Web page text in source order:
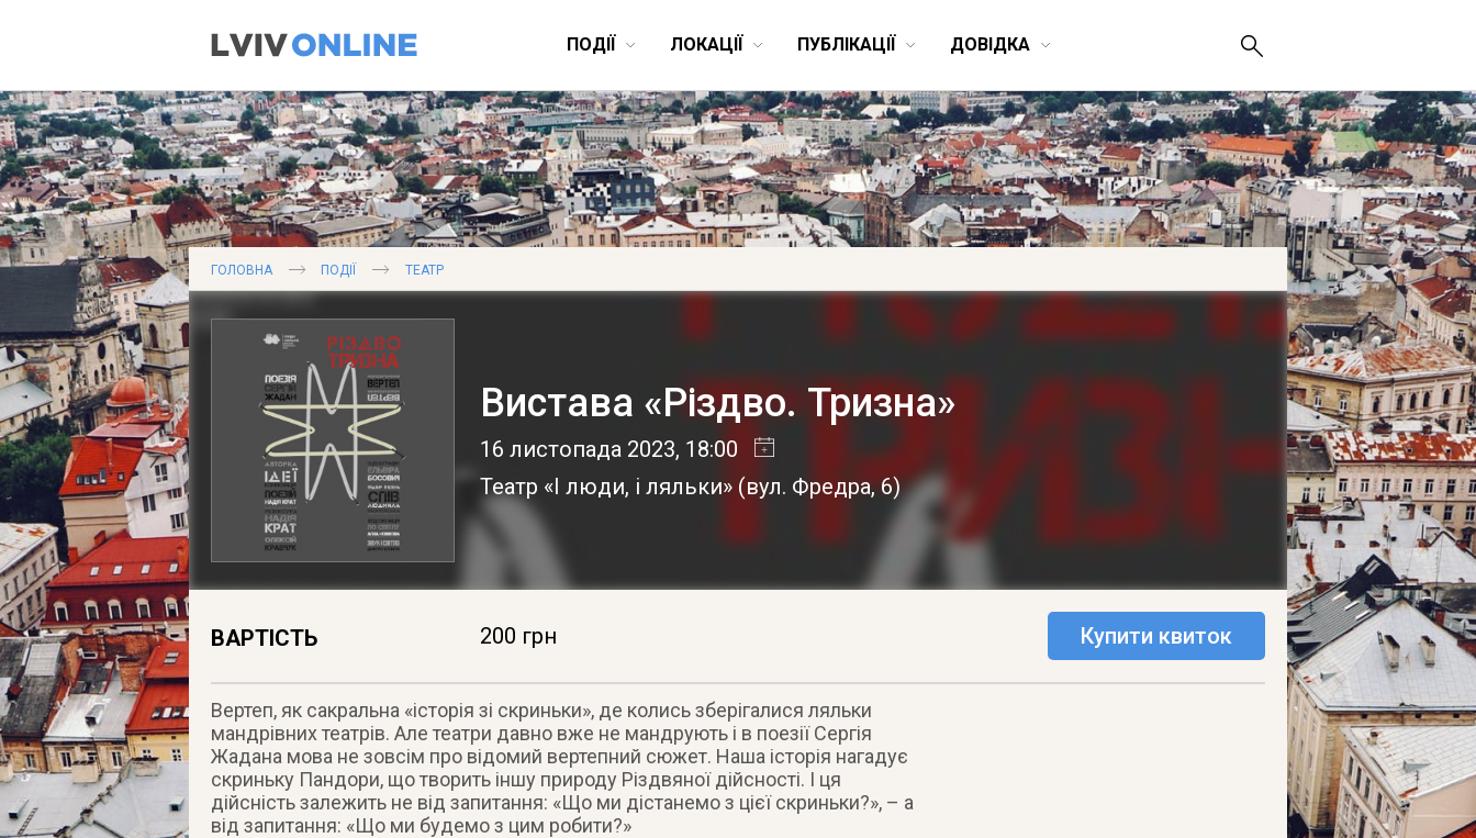
ПОДІЇ ЛОКАЦІЇ ПУБЛІКАЦІЇ ДОВІДКА
ГОЛОВНА ПОДІЇ ТЕАТР
Вистава «Різдво. Тризна»
16 листопада 2023, 18:00
Театр «І люди, і ляльки» (вул. Фредра, 6)
ВАРТІСТЬ 200 грн Купити квиток
Вертеп, як сакральна «історія зі скриньки», де колись зберігалися ляльки
мандрівних театрів. Але театри давно вже не мандрують і в поезії Сергія
Жадана мова не зовсім про відомий вертепний сюжет. Наша історія нагадує
скриньку Пандори, що творить іншу природу Різдвяної дійсності. І ця
дійсність залежить не від запитання: «Що ми дістанемо з цієї скриньки?», – а
від запитання: «Що ми будемо з цим робити?»